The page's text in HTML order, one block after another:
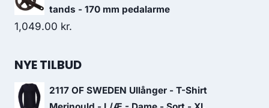
was:
452.00 kr..
is:
tands - 170 mm pedalarme
1,049.00 kr.
NYE TILBUD
2117 OF SWEDEN Ullånger - T-Shirt